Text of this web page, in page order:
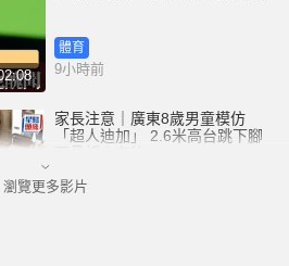
體育
9小時前
家長注意｜廣東8歲男童模仿
「超人迪加」 2.6米高台跳下腳
中國
瀏覽更多影片